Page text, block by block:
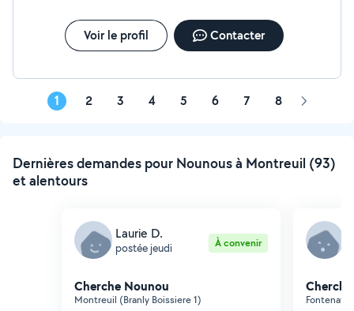
Voir le profil Contacter
1 2 3 4 5 6 7 8 Page
Dernières demandes pour Nounous à Montreuil (93)
et alentours
Laurie D.
postée jeudi À convenir
Cherche Nounou
Montreuil (Branly Boissiere 1)
Fontenay-